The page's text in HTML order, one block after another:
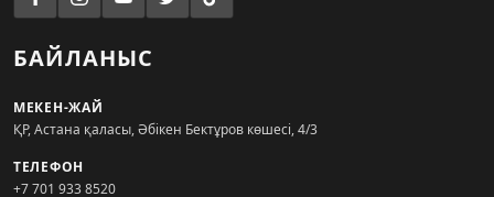
БАЙЛАНЫС
МЕКЕН-ЖАЙ
ҚР, Астана қаласы, Әбікен Бектұров көшесі, 4/3
ТЕЛЕФОН
+7 701 933 8520